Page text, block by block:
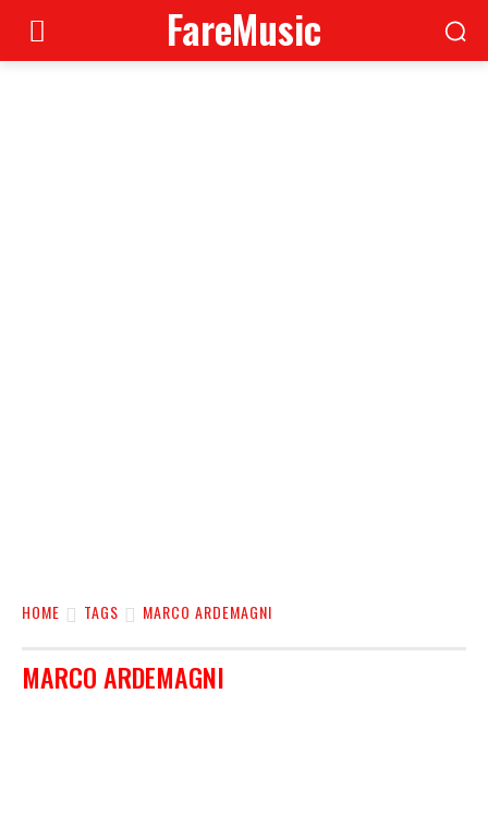
FareMusic
HOME TAGS MARCO ARDEMAGNI
MARCO ARDEMAGNI